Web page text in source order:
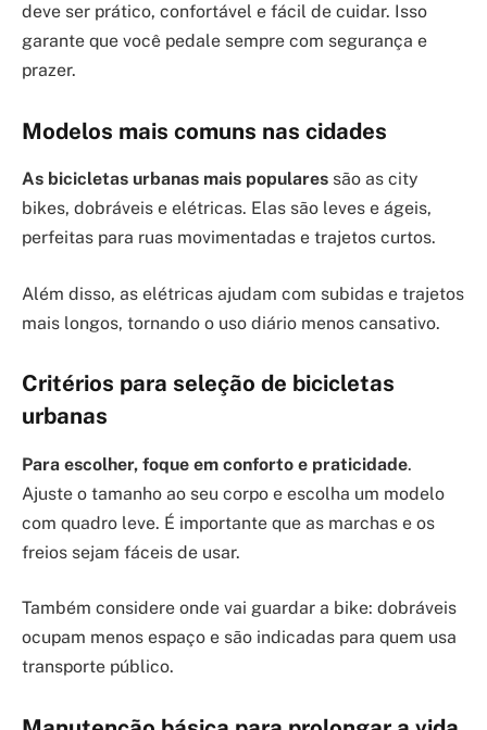
deve ser prático, confortável e fácil de cuidar. Isso
garante que você pedale sempre com segurança e
prazer.
Modelos mais comuns nas cidades
As bicicletas urbanas mais populares são as city
bikes, dobráveis e elétricas. Elas são leves e ágeis,
perfeitas para ruas movimentadas e trajetos curtos.
Além disso, as elétricas ajudam com subidas e trajetos
mais longos, tornando o uso diário menos cansativo.
Critérios para seleção de bicicletas
urbanas
Para escolher, foque em conforto e praticidade.
Ajuste o tamanho ao seu corpo e escolha um modelo
com quadro leve. É importante que as marchas e os
freios sejam fáceis de usar.
Também considere onde vai guardar a bike: dobráveis
ocupam menos espaço e são indicadas para quem usa
transporte público.